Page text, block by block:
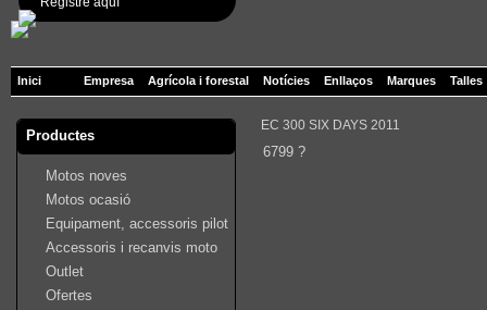
Inici Empresa Agrícola i forestal Notícies Enllaços Marques Talles
Productes
Motos noves
Motos ocasió
Equipament, accessoris pilot
Accessoris i recanvis moto
Outlet
Ofertes
EC 300 SIX DAYS 2011
6799 ?